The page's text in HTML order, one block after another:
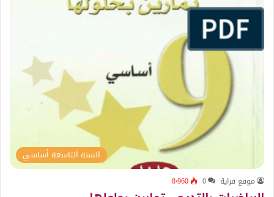
السنة التاسعة أساسي
موقع قراية 0 8٬960